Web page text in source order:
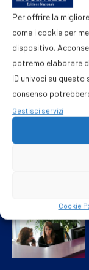
Per offrire la
come i cookie per
dispositivo.
potremo elaborare
ID univoci su
consenso
Gestisci servizi
Cookie